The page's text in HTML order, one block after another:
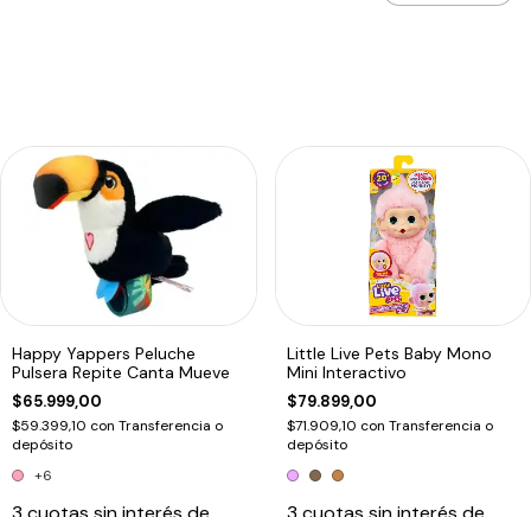
Happy Yappers Peluche
Pulsera Repite Canta Mueve
$65.999,00
$59.399,10 con Transferencia o
depósito
+6
Little Live Pets Baby Mono
Mini Interactivo
$79.899,00
$71.909,10 con Transferencia o
depósito